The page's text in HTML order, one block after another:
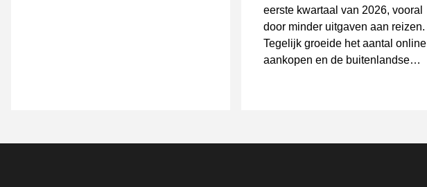
eerste kwartaal van 2026, vooral
door minder uitgaven aan reizen.
Tegelijk groeide het aantal online
aankopen en de buitenlandse